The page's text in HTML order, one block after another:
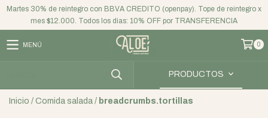
Martes 30% de reintegro con BBVA CREDITO (openpay). Tope de reintegro x
mes $12.000. Todos los dias: 10% OFF por TRANSFERENCIA
MENÚ 0
PRODUCTOS
Inicio / Comida salada / breadcrumbs.tortillas